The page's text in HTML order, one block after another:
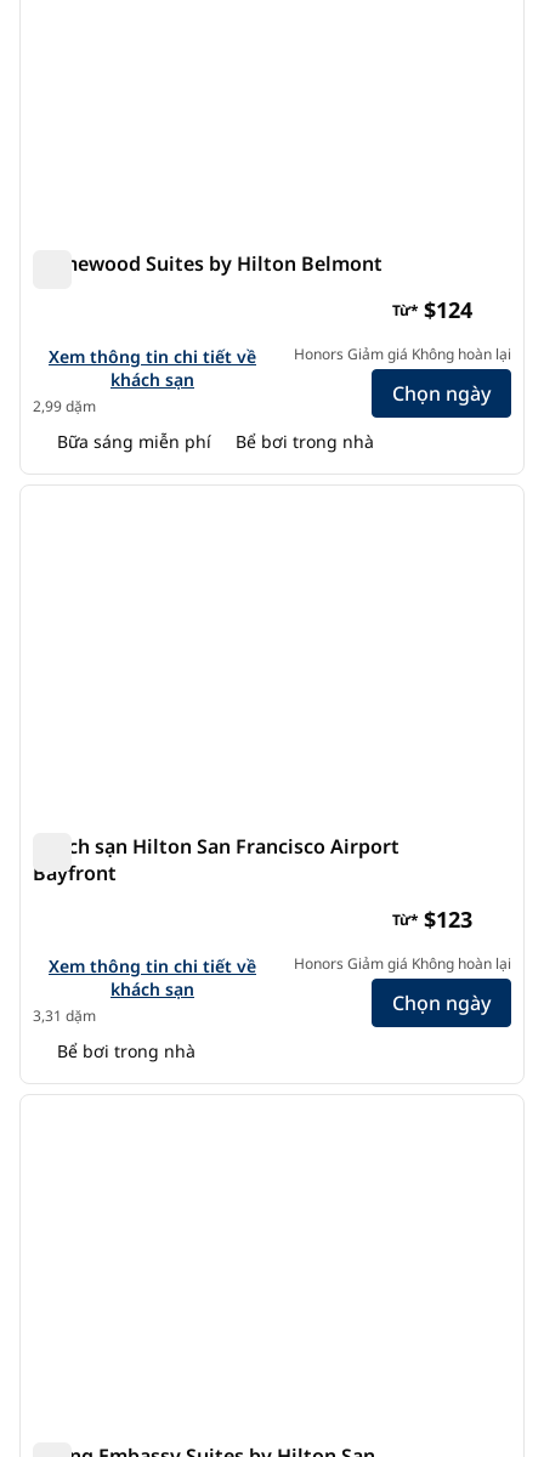
Homewood Suites by Hilton Belmont
Xem chi tiết khách sạn cho Homewood Suites by Hilton
Xem thông tin chi tiết về
khách sạn
2,99 dặm
Từ* $124
Honors Giảm giá Không hoàn lại
Chọn ngày
Bữa sáng miễn phí Bể bơi trong nhà
1/12
1/12
ảnh
Khách sạn Hilton San Francisco Airport
Bayfront
Xem chi tiết khách sạn cho Hilton San Francisco Airport
Xem thông tin chi tiết về
khách sạn
3,31 dặm
Từ* $123
Honors Giảm giá Không hoàn lại
Chọn ngày
Bể bơi trong nhà
1/12
1/12
ảnh